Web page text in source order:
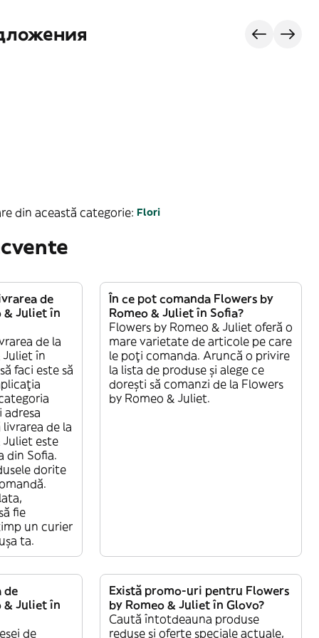
din această categorie: Flori
de
& Juliet în
de la
Juliet în
faci este să
adresa
de la
Juliet este
din Sofia.
dorite
fie
un curier
ta.
În ce pot comanda Flowers by
Romeo & Juliet în Sofia?
Flowers by Romeo & Juliet oferă o
mare varietate de articole pe care
le poți comanda. Aruncă o privire
la lista de produse și alege ce
dorești să comanzi de la Flowers
by Romeo & Juliet.
de
& Juliet în
de
Există promo-uri pentru Flowers
by Romeo & Juliet în Glovo?
Caută întotdeauna produse
reduse și oferte speciale actuale,